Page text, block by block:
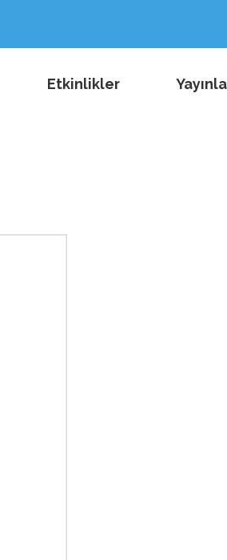
Etkinlikler